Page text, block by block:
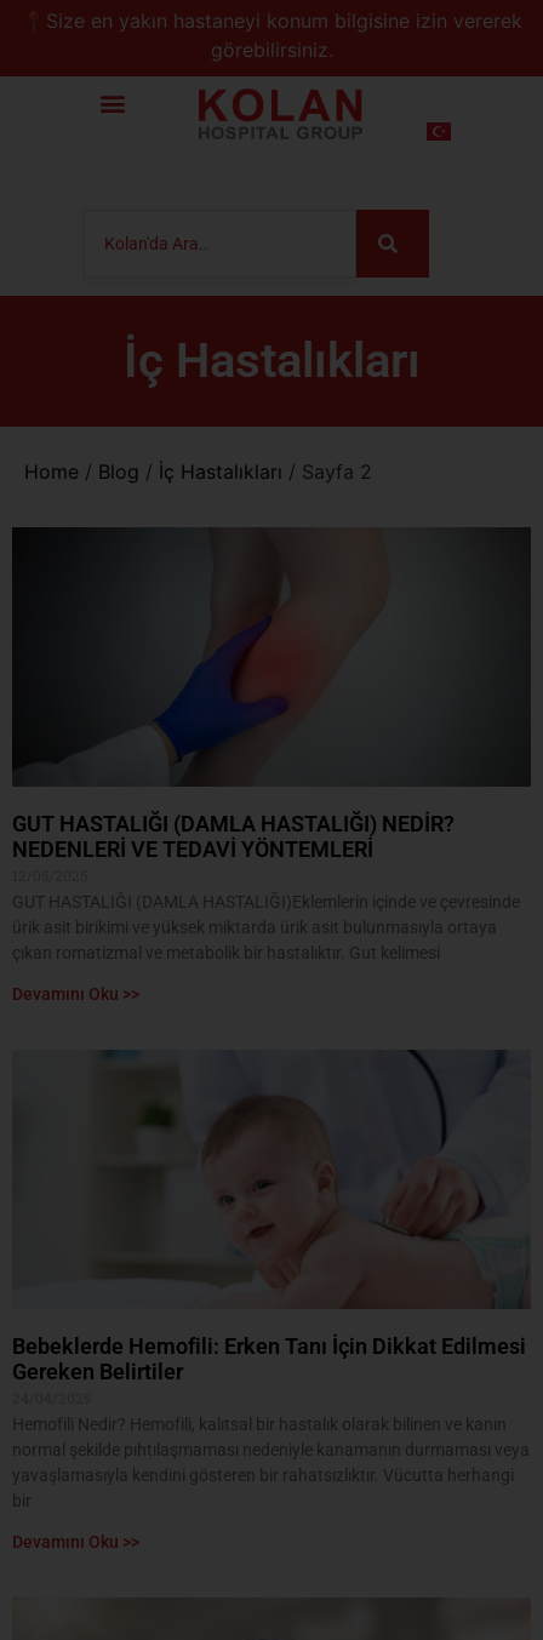
📍Size en yakın hastaneyi konum bilgisine izin vererek
görebilirsiniz.
İç Hastalıkları
Home / Blog / İç Hastalıkları / Sayfa 2
GUT HASTALIĞI (DAMLA HASTALIĞI) NEDİR?
NEDENLERİ VE TEDAVİ YÖNTEMLERİ
GUT HASTALIĞI (DAMLA HASTALIĞI)Eklemlerin içinde ve çevresinde
ürik asit birikimi ve yüksek miktarda ürik asit bulunmasıyla ortaya
çıkan romatizmal ve metabolik bir hastalıktır. Gut kelimesi
Devamını Oku >>
Bebeklerde Hemofili: Erken Tanı İçin Dikkat Edilmesi
Gereken Belirtiler
Hemofili Nedir? Hemofili, kalıtsal bir hastalık olarak bilinen ve kanın
normal şekilde pıhtılaşmaması nedeniyle kanamanın durmaması veya
yavaşlamasıyla kendini gösteren bir rahatsızlıktır. Vücutta herhangi
bir
Devamını Oku >>